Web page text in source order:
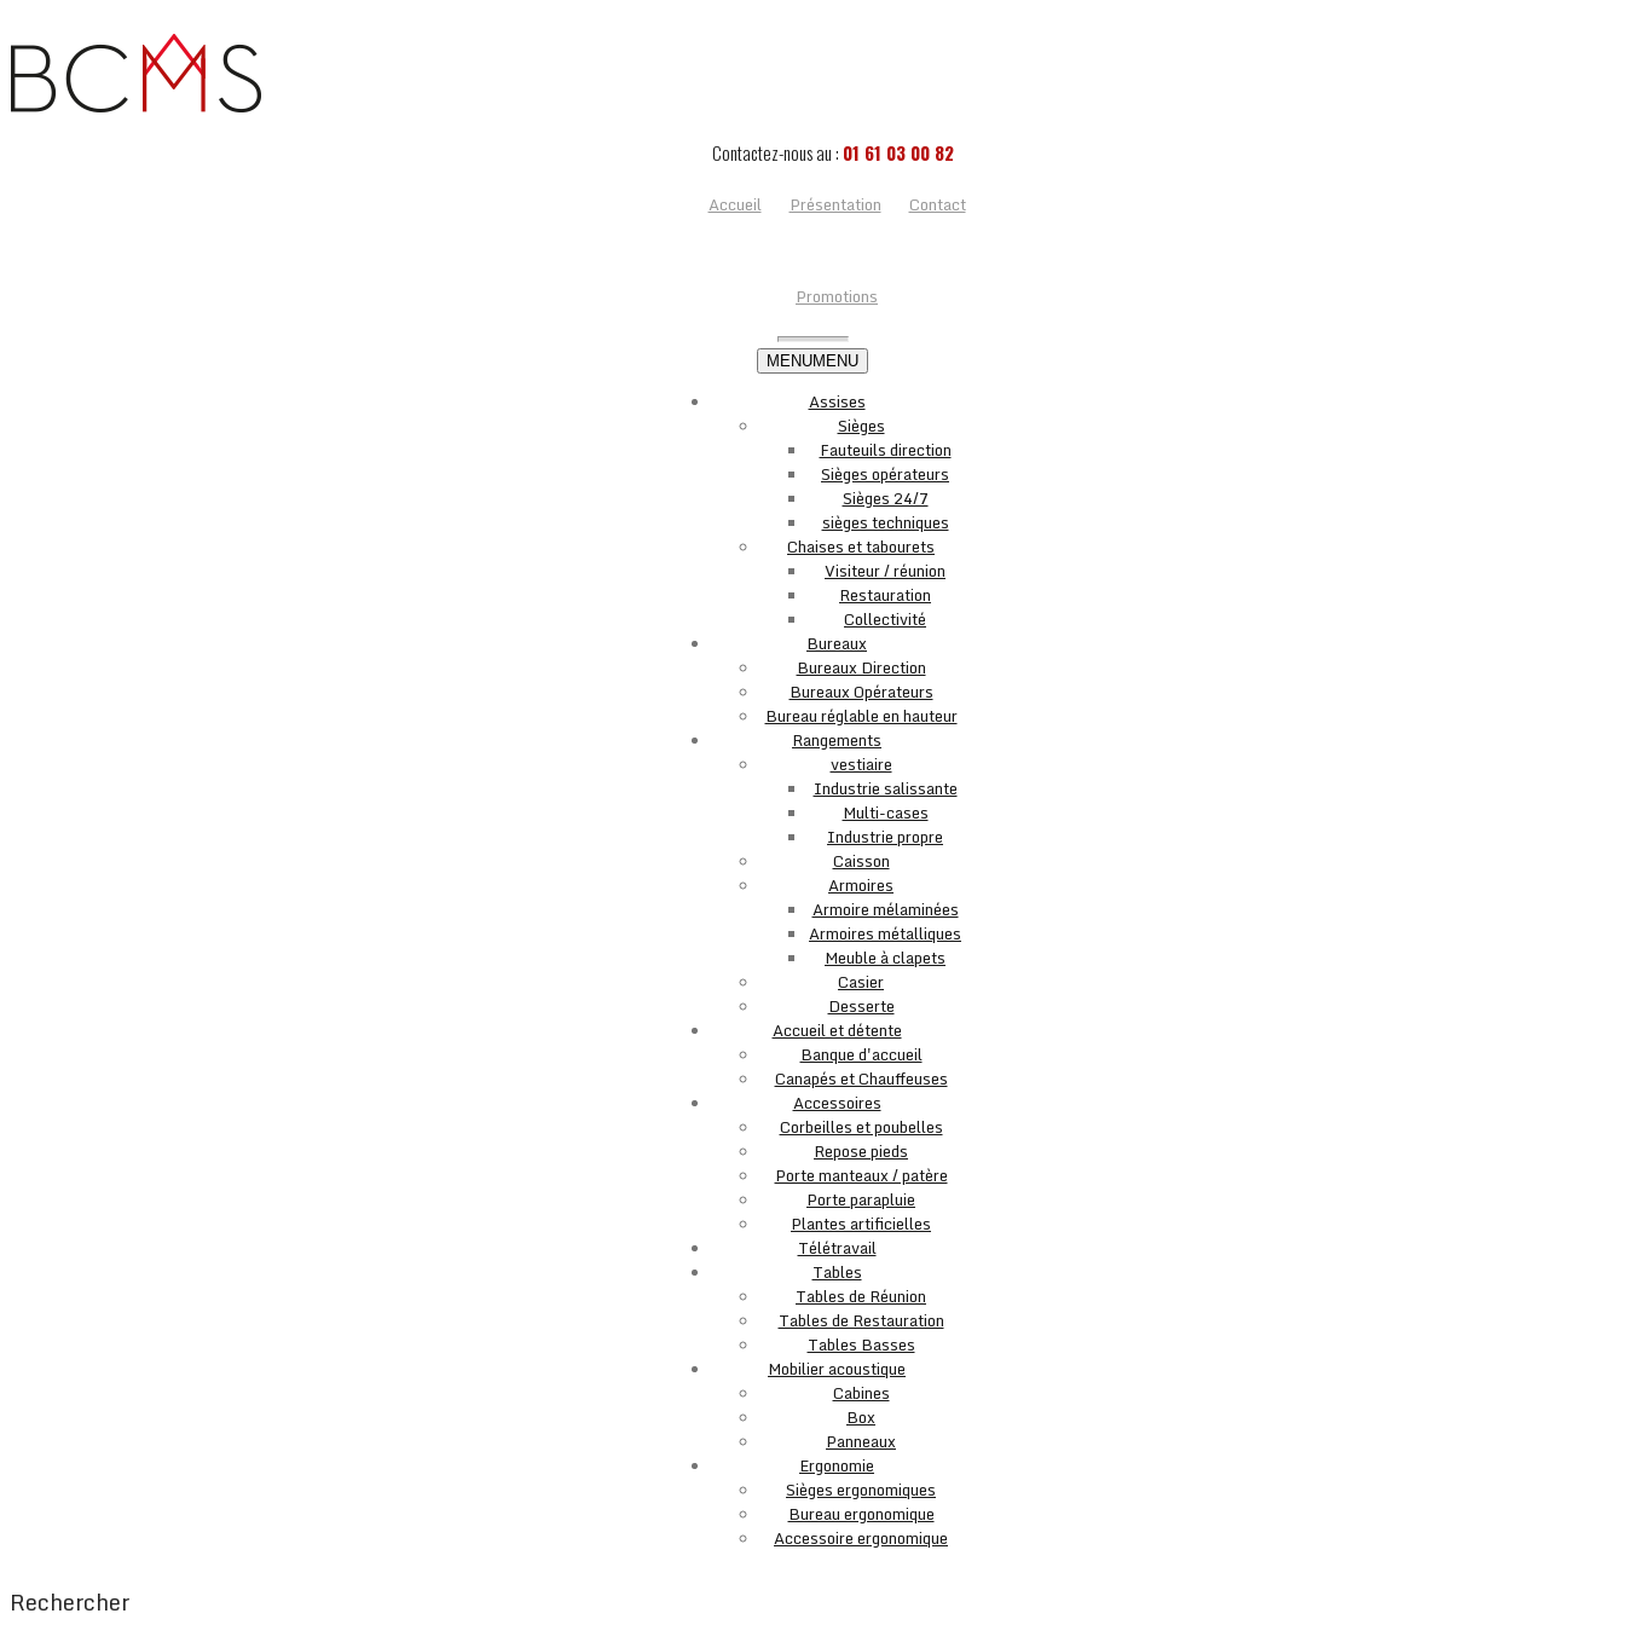
Contactez-nous au : 01 61 03 00 82
Accueil
Présentation Contact
Promotions
MENUMENU
Assises
Sièges
Fauteuils direction
Sièges opérateurs
Sièges 24/7
sièges techniques
Chaises et tabourets
Visiteur / réunion
Restauration
Collectivité
Bureaux
Bureaux Direction
Bureaux Opérateurs
Bureau réglable en hauteur
Rangements
vestiaire
Industrie salissante
Multi-cases
Industrie propre
Caisson
Armoires
Armoire mélaminées
Armoires métalliques
Meuble à clapets
Casier
Desserte
Accueil et détente
Banque d'accueil
Canapés et Chauffeuses
Accessoires
Corbeilles et poubelles
Repose pieds
Porte manteaux / patère
Porte parapluie
Plantes artificielles
Télétravail
Tables
Tables de Réunion
Tables de Restauration
Tables Basses
Mobilier acoustique
Cabines
Box
Panneaux
Ergonomie
Sièges ergonomiques
Bureau ergonomique
Accessoire ergonomique
Rechercher